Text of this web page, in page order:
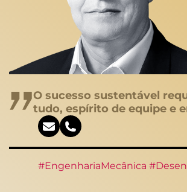
O sucesso sustentável
tudo, espírito de equipe e
#EngenhariaMecânica